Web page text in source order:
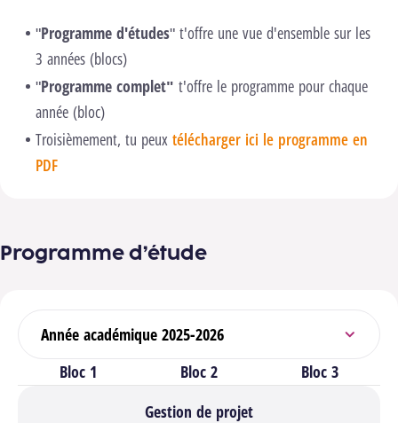
"Programme d'études" t'offre une vue d'ensemble sur les
3 années (blocs)
"Programme complet" t'offre le programme pour chaque
année (bloc)
Troisièmement, tu peux télécharger ici le programme en
PDF
Programme d’étude
Sélectionner l’année académique
Bloc 1
Bloc 2
Bloc 3
Gestion de projet